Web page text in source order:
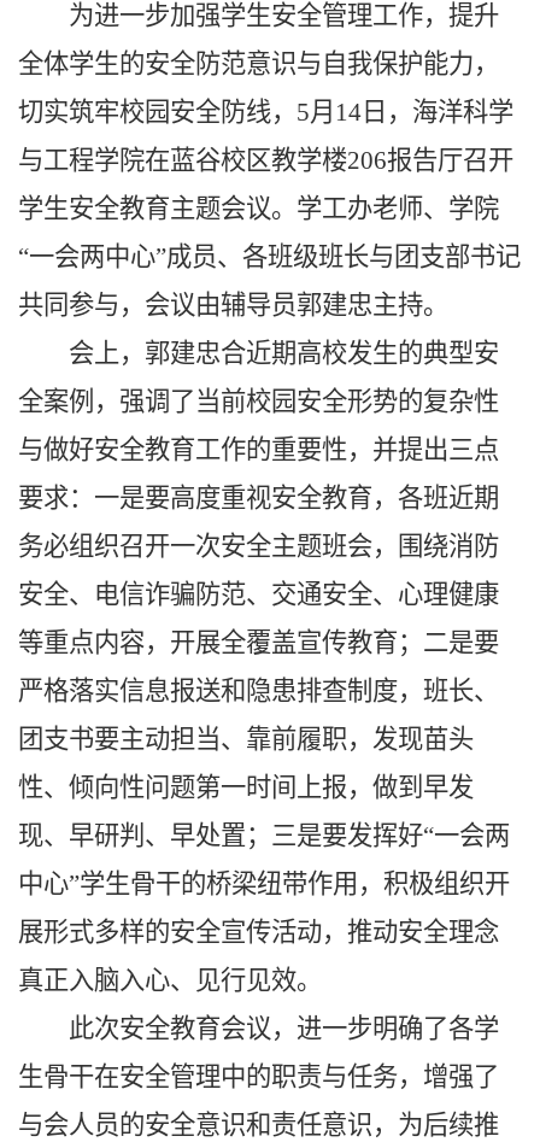
为进一步加强学生安全管理工作，提升
全体学生的安全防范意识与自我保护能力，
切实筑牢校园安全防线，5月14日，海洋科学
与工程学院在蓝谷校区教学楼206报告厅召开
学生安全教育主题会议。学工办老师、学院
“一会两中心”成员、各班级班长与团支部书记
共同参与，会议由辅导员郭建忠主持。
会上，郭建忠合近期高校发生的典型安
全案例，强调了当前校园安全形势的复杂性
与做好安全教育工作的重要性，并提出三点
要求：一是要高度重视安全教育，各班近期
务必组织召开一次安全主题班会，围绕消防
安全、电信诈骗防范、交通安全、心理健康
等重点内容，开展全覆盖宣传教育；二是要
严格落实信息报送和隐患排查制度，班长、
团支书要主动担当、靠前履职，发现苗头
性、倾向性问题第一时间上报，做到早发
现、早研判、早处置；三是要发挥好“一会两
中心”学生骨干的桥梁纽带作用，积极组织开
展形式多样的安全宣传活动，推动安全理念
真正入脑入心、见行见效。
此次安全教育会议，进一步明确了各学
生骨干在安全管理中的职责与任务，增强了
与会人员的安全意识和责任意识，为后续推